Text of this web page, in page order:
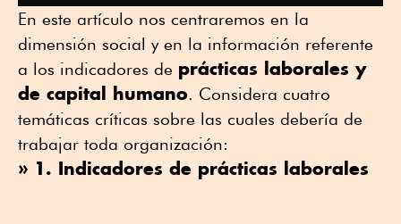
En este artículo nos centraremos en la
dimensión social y en la información referente
a los indicadores de prácticas laborales y
de capital humano. Considera cuatro
temáticas críticas sobre las cuales debería de
trabajar toda organización:
» 1. Indicadores de prácticas laborales